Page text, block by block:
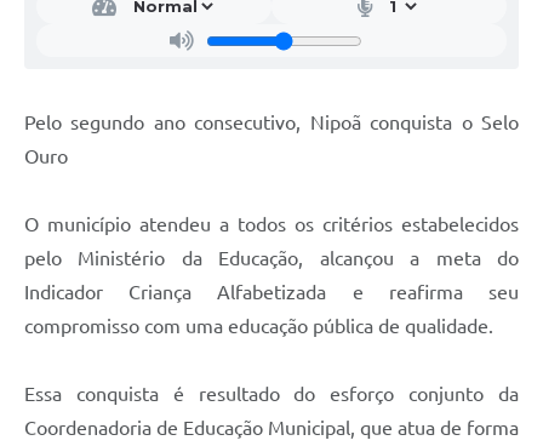
Pelo segundo ano consecutivo, Nipoã conquista o Selo
Ouro
O município atendeu a todos os critérios estabelecidos
pelo Ministério da Educação, alcançou a meta do
Indicador Criança Alfabetizada e reafirma seu
compromisso com uma educação pública de qualidade.
Essa conquista é resultado do esforço conjunto da
Coordenadoria de Educação Municipal, que atua de forma